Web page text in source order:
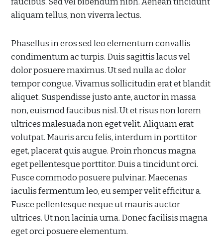
aliquam tellus, non viverra lectus.
Phasellus in eros sed leo elementum convallis
condimentum ac turpis. Duis sagittis lacus vel
dolor posuere maximus. Ut sed nulla ac dolor
tempor congue. Vivamus sollicitudin erat et blandit
aliquet. Suspendisse justo ante, auctor in massa
non, euismod faucibus nisl. Ut et risus non lorem
ultrices malesuada non eget velit. Aliquam erat
volutpat. Mauris arcu felis, interdum in porttitor
eget, placerat quis augue. Proin rhoncus magna
eget pellentesque porttitor. Duis a tincidunt orci.
Fusce commodo posuere pulvinar. Maecenas
iaculis fermentum leo, eu semper velit efficitur a.
Fusce pellentesque neque ut mauris auctor
ultrices. Ut non lacinia urna. Donec facilisis magna
eget orci posuere elementum.